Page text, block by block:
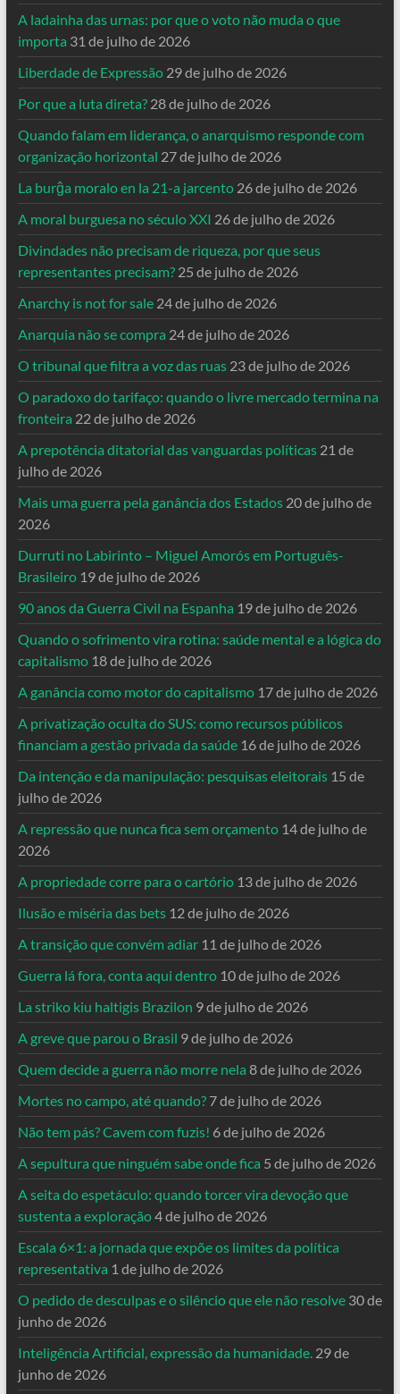
A ladainha das urnas: por que o voto não muda o que
importa 31 de julho de 2026
Liberdade de Expressão 29 de julho de 2026
Por que a luta direta? 28 de julho de 2026
Quando falam em liderança, o anarquismo responde com
organização horizontal 27 de julho de 2026
La burĝa moralo en la 21-a jarcento 26 de julho de 2026
A moral burguesa no século XXI 26 de julho de 2026
Divindades não precisam de riqueza, por que seus
representantes precisam? 25 de julho de 2026
Anarchy is not for sale 24 de julho de 2026
Anarquia não se compra 24 de julho de 2026
O tribunal que filtra a voz das ruas 23 de julho de 2026
O paradoxo do tarifaço: quando o livre mercado termina na
fronteira 22 de julho de 2026
A prepotência ditatorial das vanguardas políticas 21 de
julho de 2026
Mais uma guerra pela ganância dos Estados 20 de julho de
2026
Durruti no Labirinto – Miguel Amorós em Português-
Brasileiro 19 de julho de 2026
90 anos da Guerra Civil na Espanha 19 de julho de 2026
Quando o sofrimento vira rotina: saúde mental e a lógica do
capitalismo 18 de julho de 2026
A ganância como motor do capitalismo 17 de julho de 2026
A privatização oculta do SUS: como recursos públicos
financiam a gestão privada da saúde 16 de julho de 2026
Da intenção e da manipulação: pesquisas eleitorais 15 de
julho de 2026
A repressão que nunca fica sem orçamento 14 de julho de
2026
A propriedade corre para o cartório 13 de julho de 2026
Ilusão e miséria das bets 12 de julho de 2026
A transição que convém adiar 11 de julho de 2026
Guerra lá fora, conta aqui dentro 10 de julho de 2026
La striko kiu haltigis Brazilon 9 de julho de 2026
A greve que parou o Brasil 9 de julho de 2026
Quem decide a guerra não morre nela 8 de julho de 2026
Mortes no campo, até quando? 7 de julho de 2026
Não tem pás? Cavem com fuzis! 6 de julho de 2026
A sepultura que ninguém sabe onde fica 5 de julho de 2026
A seita do espetáculo: quando torcer vira devoção que
sustenta a exploração4 de julho de 2026
Escala 6×1: a jornada que expõe os limites da política
representativa 1 de julho de 2026
O pedido de desculpas e o silêncio que ele não resolve 30 de
junho de 2026
Inteligência Artificial, expressão da humanidade. 29 de
junho de 2026